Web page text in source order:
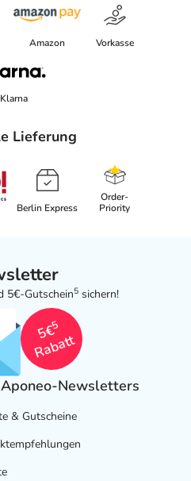
Amazon Vorkasse
Klarna
Lieferung
Berlin Express
Order-
Priority
5€-Gutschein5 sichern!
5€
5
Rabatt
Newsletters
& Gutscheine